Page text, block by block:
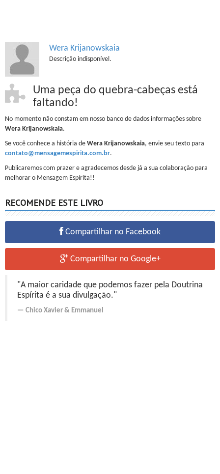
Wera Krijanowskaia
Descrição indisponível.
Uma peça do quebra-cabeças está
faltando!
No momento não constam em nosso banco de dados informações sobre
Wera Krijanowskaia.
Se você conhece a história de Wera Krijanowskaia, envie seu texto para
contato@mensagemespirita.com.br.
Publicaremos com prazer e agradecemos desde já a sua colaboração para
melhorar o Mensagem Espírita!!
RECOMENDE ESTE LIVRO
Compartilhar no Facebook
Compartilhar no Google+
"A maior caridade que podemos fazer pela Doutrina
Espírita é a sua divulgação."
Chico Xavier & Emmanuel